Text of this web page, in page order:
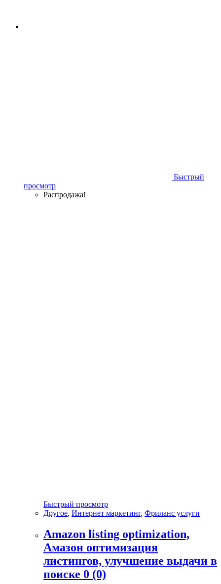
Быстрый
просмотр
Распродажа!
Быстрый просмотр
Другое, Интернет маркетинг, Фриланс услуги
Amazon listing optimization,
Амазон оптимизация
листингов, улучшение выдачи в
поиске 0 (0)